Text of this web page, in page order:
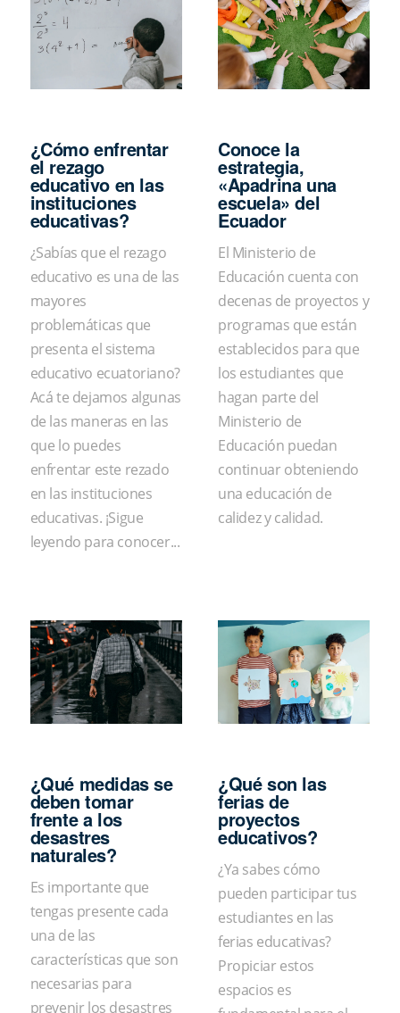
¿Cómo enfrentar
el rezago
educativo en las
instituciones
educativas?
¿Sabías que el rezago
educativo es una de las
mayores
problemáticas que
presenta el sistema
educativo ecuatoriano?
Acá te dejamos algunas
de las maneras en las
que lo puedes
enfrentar este rezado
en las instituciones
educativas. ¡Sigue
leyendo para conocer...
Conoce la
estrategia,
«Apadrina una
escuela» del
Ecuador
El Ministerio de
Educación cuenta con
decenas de proyectos y
programas que están
establecidos para que
los estudiantes que
hagan parte del
Ministerio de
Educación puedan
continuar obteniendo
una educación de
calidez y calidad.
¿Qué medidas se
deben tomar
frente a los
desastres
naturales?
Es importante que
tengas presente cada
una de las
características que son
necesarias para
prevenir los desastres
¿Qué son las
ferias de
proyectos
educativos?
¿Ya sabes cómo
pueden participar tus
estudiantes en las
ferias educativas?
Propiciar estos
espacios es